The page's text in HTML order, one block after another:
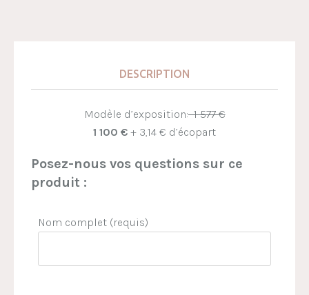
DESCRIPTION
Modèle d’exposition:1 577 €
1 100 € + 3,14 € d’écopart
Posez-nous vos questions sur ce
produit :
Nom complet (requis)